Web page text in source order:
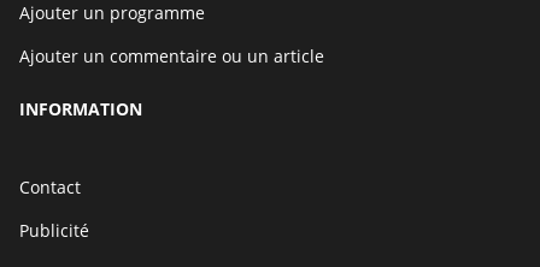
Ajouter un programme
Ajouter un commentaire ou un article
INFORMATION
Contact
Publicité